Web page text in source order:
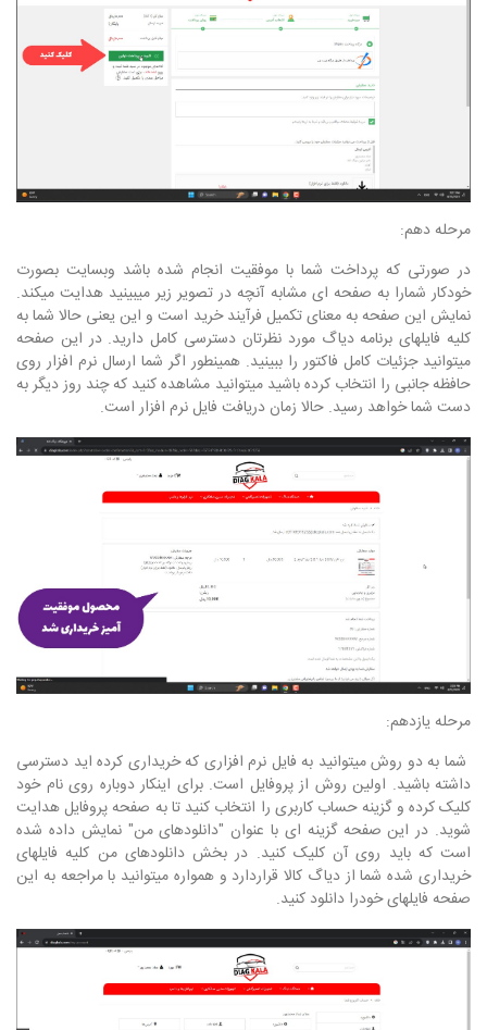
مرحله دهم:
در صورتی که پرداخت شما با موفقیت انجام شده باشد وبسایت بصورت
خودکار شمارا به صفحه ای مشابه آنچه در تصویر زیر میبینید هدایت میکند.
نمایش این صفحه به معنای تکمیل فرآیند خرید است و این یعنی حالا شما به
کلیه فایلهای برنامه دیاگ مورد نظرتان دسترسی کامل دارید. در این صفحه
میتوانید جزئیات کامل فاکتور را ببینید. همینطور اگر شما ارسال نرم افزار روی
حافظه جانبی را انتخاب کرده باشید میتوانید مشاهده کنید که چند روز دیگر به
دست شما خواهد رسید. حالا زمان دریافت فایل نرم افزار است.
مرحله یازدهم:
شما به دو روش میتوانید به فایل نرم افزاری که خریداری کرده اید دسترسی
داشته باشید. اولین روش از پروفایل است. برای اینکار دوباره روی نام خود
کلیک کرده و گزینه حساب کاربری را انتخاب کنید تا به صفحه پروفایل هدایت
شوید. در این صفحه گزینه ای با عنوان "دانلودهای من" نمایش داده شده
است که باید روی آن کلیک کنید. در بخش دانلودهای من کلیه فایلهای
خریداری شده شما از دیاگ کالا قراردارد و همواره میتوانید با مراجعه به این
صفحه فایلهای خودرا دانلود کنید.